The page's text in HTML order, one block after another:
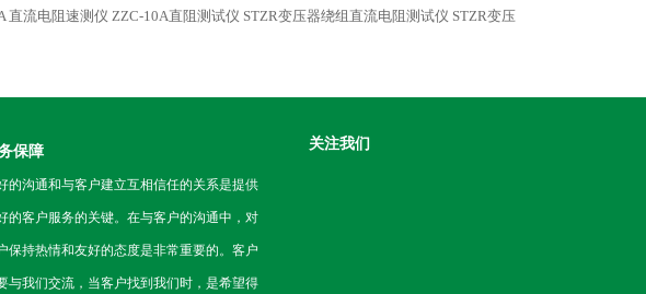
直流电阻速测仪 ZZC-10A直阻测试仪 STZR变压器绕组直流电阻测试仪 STZR变压
保障
的沟通和与客户建立互相信任的关系是提供
的客户服务的关键。在与客户的沟通中，对
保持热情和友好的态度是非常重要的。客户
与我们交流，当客户找到我们时，是希望得
关注我们